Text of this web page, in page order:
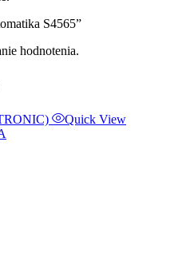
S4565”
hodnotenia.
Quick View